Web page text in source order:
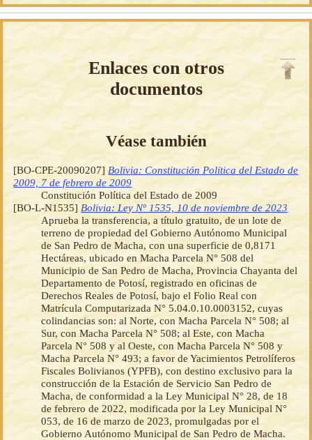
Enlaces con otros
documentos
Véase también
[BO-CPE-20090207] Bolivia: Constitución Política del Estado de
2009, 7 de febrero de 2009
Constitución Política del Estado de 2009
[BO-L-N1535] Bolivia: Ley Nº 1535, 10 de noviembre de 2023
Aprueba la transferencia, a título gratuito, de un lote de
terreno de propiedad del Gobierno Autónomo Municipal
de San Pedro de Macha, con una superficie de 0,8171
Hectáreas, ubicado en Macha Parcela N° 508 del
Municipio de San Pedro de Macha, Provincia Chayanta del
Departamento de Potosí, registrado en oficinas de
Derechos Reales de Potosí, bajo el Folio Real con
Matrícula Computarizada N° 5.04.0.10.0003152, cuyas
colindancias son: al Norte, con Macha Parcela N° 508; al
Sur, con Macha Parcela N° 508; al Este, con Macha
Parcela N° 508 y al Oeste, con Macha Parcela N° 508 y
Macha Parcela N° 493; a favor de Yacimientos Petrolíferos
Fiscales Bolivianos (YPFB), con destino exclusivo para la
construcción de la Estación de Servicio San Pedro de
Macha, de conformidad a la Ley Municipal N° 28, de 18
de febrero de 2022, modificada por la Ley Municipal N°
053, de 16 de marzo de 2023, promulgadas por el
Gobierno Autónomo Municipal de San Pedro de Macha.